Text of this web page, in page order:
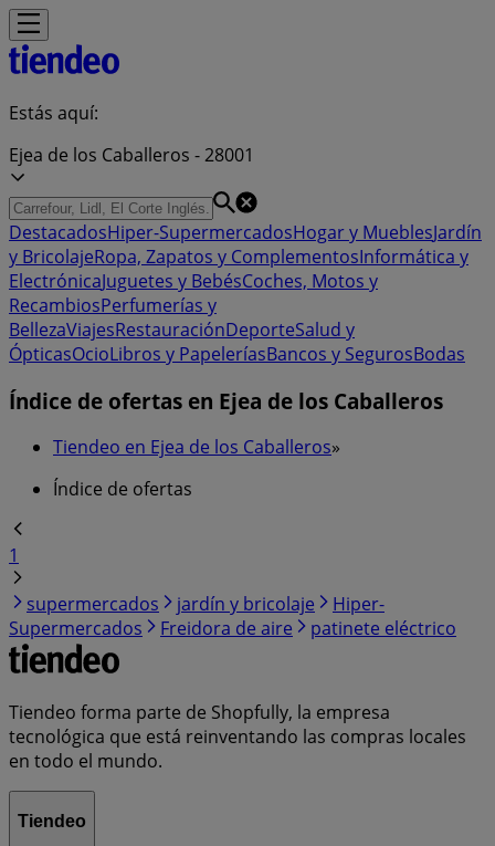
Estás aquí:
Ejea de los Caballeros - 28001
DestacadosHiper-SupermercadosHogar y MueblesJardín
y BricolajeRopa, Zapatos y ComplementosInformática y
ElectrónicaJuguetes y BebésCoches, Motos y
RecambiosPerfumerías y
BellezaViajesRestauraciónDeporteSalud y
ÓpticasOcioLibros y PapeleríasBancos y SegurosBodas
Índice de ofertas en Ejea de los Caballeros
Tiendeo en Ejea de los Caballeros»
Índice de ofertas
1
supermercados
jardín y bricolaje
Hiper-
Supermercados
Freidora de aire patinete eléctrico
Tiendeo forma parte de Shopfully, la empresa
tecnológica que está reinventando las compras locales
en todo el mundo.
Tiendeo